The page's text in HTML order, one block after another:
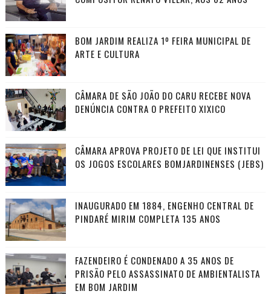
BOM JARDIM REALIZA 1º FEIRA MUNICIPAL DE
ARTE E CULTURA
CÂMARA DE SÃO JOÃO DO CARU RECEBE NOVA
DENÚNCIA CONTRA O PREFEITO XIXICO
CÂMARA APROVA PROJETO DE LEI QUE INSTITUI
OS JOGOS ESCOLARES BOMJARDINENSES (JEBS)
INAUGURADO EM 1884, ENGENHO CENTRAL DE
PINDARÉ MIRIM COMPLETA 135 ANOS
FAZENDEIRO É CONDENADO A 35 ANOS DE
PRISÃO PELO ASSASSINATO DE AMBIENTALISTA
EM BOM JARDIM